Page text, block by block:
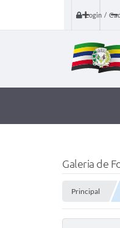
Login /
Galeria de
Principal